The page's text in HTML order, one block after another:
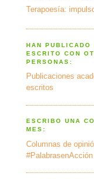
Terapoesía:
HAN PUBLICADO
ESCRITO CON
PERSONAS:
Publicaciones
escritos
ESCRIBO UNA
MES:
Columnas de
#PalabrasenAcción